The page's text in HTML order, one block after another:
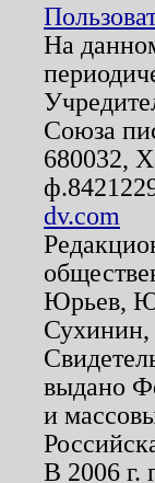
На
Союза
680032,
dv.com
Юрьев,
выдано
и
В 2006 г.